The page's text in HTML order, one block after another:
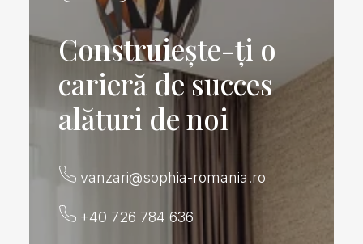
Construiește-ți o
carieră de succes
alături de noi
vanzari@sophia-romania.ro
+40 726 784 636